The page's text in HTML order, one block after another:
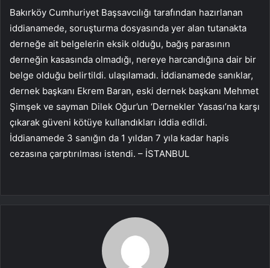
Bakırköy Cumhuriyet Başsavcılığı tarafından hazırlanan
iddianamede, soruşturma dosyasında yer alan tutanakta
derneğe ait belgelerin eksik olduğu, bağış parasının
derneğin kasasında olmadığı, nereye harcandığına dair bir
belge olduğu belirtildi. ulaşılamadı. İddianamede sanıklar,
dernek başkanı Ekrem Baran, eski dernek başkanı Mehmet
Şimşek ve sayman Dilek Oğur’un ‘Dernekler Yasası’na karşı
çıkarak güveni kötüye kullandıkları iddia edildi.
İddianamede 3 sanığın da 1 yıldan 7 yıla kadar hapis
cezasına çarptırılması istendi. – İSTANBUL